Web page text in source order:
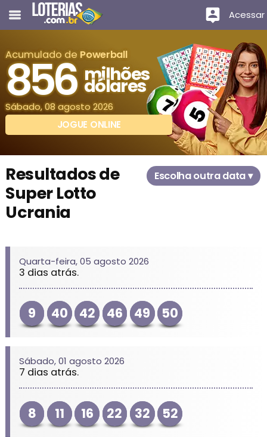
Acessar
Acumulado de Powerball
856 milhões
dólares
Sábado, 08 agosto 2026
JOGUE ONLINE
Resultados de
Super Lotto
Ucrania
Escolha outra data ▾
Quarta-feira, 05 agosto 2026
3 dias atrás.
9 40 42 46 49 50
Sábado, 01 agosto 2026
7 dias atrás.
8 11 16 22 32 52